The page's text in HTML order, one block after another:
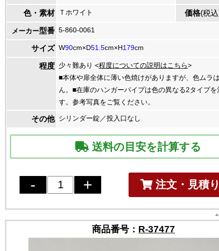
色・素材 Ｔホワイト 価格(税
メーカー型番 5-860-0061
サイズ W90cm×D51.5cm×H179cm
程度 少々難あり <程度についての説明はこちら>
■本体や扉全体に薄い色焼けがありますが、色ムラ
ん。■在庫のハンガーパイプは色の異なる2タイプ
す。参考写真をご覧ください。
その他 シリンダー錠／投入口なし
送料の目安を計算する
注文・見積
商品番号： R-37477